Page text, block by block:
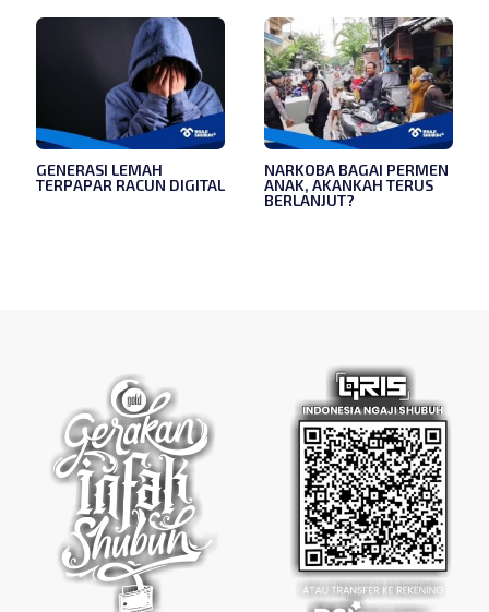
GENERASI LEMAH
TERPAPAR RACUN DIGITAL
NARKOBA BAGAI PERMEN
ANAK, AKANKAH TERUS
BERLANJUT?